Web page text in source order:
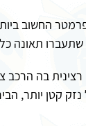
החשוב
תאונה
בה הרכב
קטן יותר,